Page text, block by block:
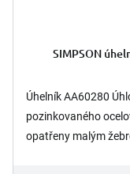
SIMPSON
Úhelník AA60280
pozinkovaného
opatřeny malým